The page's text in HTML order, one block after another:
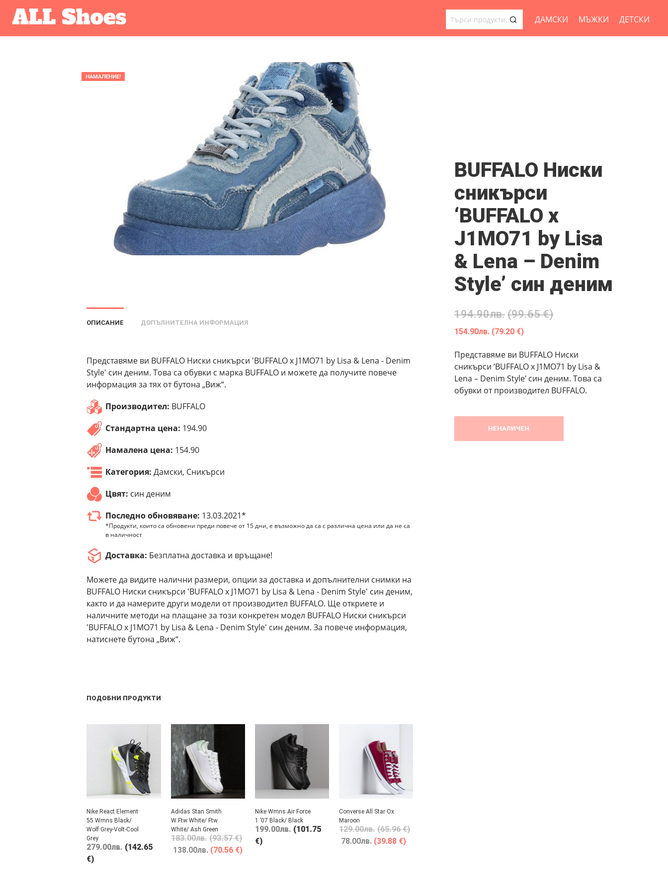
ТЪРСЕНЕ
ДАМСКИ МЪЖКИ ДЕТСКИ
НАМАЛЕНИЕ!
BUFFALO Ниски
сникърси
‘BUFFALO x
J1MO71 by Lisa
& Lena – Denim
Style’ син деним
194.90лв. (99.65 €)
154.90лв. (79.20 €)
Представяме ви BUFFALO Ниски
сникърси ‘BUFFALO x J1MO71 by Lisa &
Lena – Denim Style’ син деним. Това са
обувки от производител BUFFALO.
НЕНАЛИЧЕН
ОПИСАНИЕ ДОПЪЛНИТЕЛНА ИНФОРМАЦИЯ
Представяме ви BUFFALO Ниски сникърси 'BUFFALO x J1MO71 by Lisa & Lena - Denim
Style' син деним. Това са обувки с марка BUFFALO и можете да получите повече
информация за тях от бутона „Виж“.
Производител: BUFFALO
Стандартна цена: 194.90
Намалена цена: 154.90
Категория: Дамски, Сникърси
Цвят: син деним
Последно обновяване: 13.03.2021*
*Продукти, които са обновени преди повече от 15 дни, е възможно да са с различна цена или да не са
в наличност
Доставка: Безплатна доставка и връщане!
Можете да видите налични размери, опции за доставка и допълнителни снимки на
BUFFALO Ниски сникърси 'BUFFALO x J1MO71 by Lisa & Lena - Denim Style' син деним,
както и да намерите други модели от производител BUFFALO. Ще откриете и
наличните методи на плащане за този конкретен модел BUFFALO Ниски сникърси
'BUFFALO x J1MO71 by Lisa & Lena - Denim Style' син деним. За повече информация,
натиснете бутона „Виж“.
ПОДОБНИ ПРОДУКТИ
Nike React Element
55 Wmns Black/
Wolf Grey-Volt-Cool
Grey
279.00лв. (142.65
€)
Adidas Stan Smith
W Ftw White/ Ftw
White/ Ash Green
183.00лв. (93.57 €)
138.00лв. (70.56 €)
Nike Wmns Air Force
1 ’07 Black/ Black
199.00лв. (101.75
€)
Converse All Star Ox
Maroon
129.00лв. (65.96 €)
78.00лв. (39.88 €)